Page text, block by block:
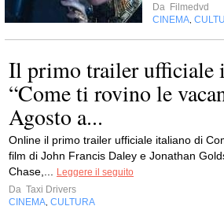
Da Filmedvd
CINEMA
Il primo trailer ufficiale
“Come ti rovino le
Agosto a...
Online il primo trailer ufficiale italiano di
film di John Francis Daley e Jonathan
Chase,...
Leggere il seguito
Da Taxi Drivers
CINEMA CULTURA